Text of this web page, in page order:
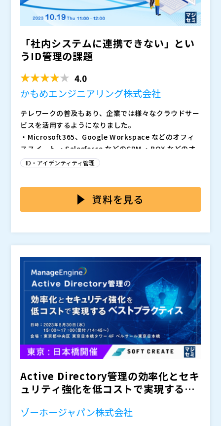
も連携します。
企業の統合的なID管理を阻害する要因になっています。
本セミナーでは、上記のようなID管理を取り巻く状況や
課題について解説するとともにオンプレやスクラッチの
システムとも連携できる、国産クラウドID管理サービス
「Keyspider」についてご紹介いたします。
※質疑応答タイムはライブ配信にて行います。
かもめエンジニアリング株式会社（
会社（）
「社内システムに連携できない」とい
うID管理の課題
4.0
かもめエンジニアリング株式会社
テレワークの普及もあり、企業では様々なクラウドサー
ビスを活用するようになりました。
・Microsoft365、Google Workspace などのオフィ
ススイート ・Salesforce などのCRM ・BOX などのオ
ンラインストレージ ・Slack、LINEWORKS、ChatWo
アやWebデータベース ・コンカー、楽々精算、マネー
フォワード などの経費精算 ・ジョブカン、KING OF TI
このような状況の中、人事情報などを元に、全てのクラ
ウドサービスのアカウントや権限を管理する必要があり
成、人事異動などによる所属や権限の変更、退職した社
員のアカウント削除などを、タイムリーに行う必要があ
ります。
このような課題の解決には、「ID管理ツール」を利用し
ます。 最近では、クラウドサービスとして「ID管理」
の機能を提供するサービスも登場しています。 「ID管
理ツール」内でID（アカウント）のマスタを管理し、社
内で利用している様々なシステムに対して、ID（アカウ
ント）や権限を同期させます。 また、人事システムと
も連携します。
しかし多くのクラウドID管理サービスは、「SaaSとは
連携できるが、オンプレのシステムや、スクラッチで開
発したシステムとは連携できない」という課題があり、
企業の統合的なID管理を阻害する要因になっています。
本セミナーでは、上記のようなID管理を取り巻く状況や
課題について解説するとともにオンプレやスクラッチの
システムとも連携できる、国産クラウドID管理サービス
「Keyspider」についてご紹介いたします。
かもめエンジニアリング株式会社（）
株式会社オープンソース活用研究所（） マジセミ株式
会社（）
ID・アイデンティティ管理
資料を見る
Active Directory管理の効率化とセキ
ュリティ強化を低コストで実現するベ
ゾーホージャパン株式会社